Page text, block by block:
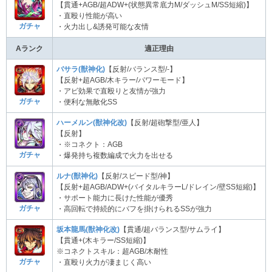
ガチャ
【貫通+AGB/超ADW+(状態異常底力M/ダッシュM/SS短縮)】
・直殴り性能が高い
・火力出し&誘発可能な友情
Aランク 適正理由
ガチャ
バサラ(獣神化) 【反射/バランス型/-】
【反射+超AGB/木キラー/パワーモード】
・アビ効果で直殴りと友情が強力
・便利な無敵化SS
ガチャ
ハーメルン(獣神化改) 【反射/超砲撃型/亜人】
【反射】
・※コネクト：AGB
・爆発持ち複数編成で火力を出せる
ガチャ
ルナ(獣神化) 【反射/スピード型/神】
【反射+超AGB/ADW+(バイタルキラーL/ドレイン/壁SS短縮)】
・サポート能力に長けた性能が優秀
・高回転で持続的にバフを掛けられるSSが強力
ガチャ
坂本龍馬(獣神化改) 【貫通/超バランス型/サムライ】
【貫通+(木キラー/SS短縮)】
※コネクトスキル：超AGB/木耐性
・直殴り火力が凄まじく高い